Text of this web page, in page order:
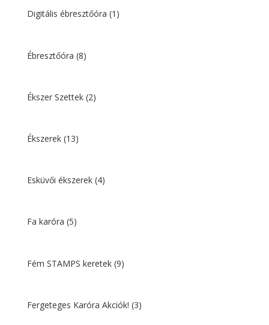
Digitális ébresztőóra (1)
Ébresztőóra (8)
Ékszer Szettek (2)
Ékszerek (13)
Esküvői ékszerek (4)
Fa karóra (5)
Fém STAMPS keretek (9)
Fergeteges Karóra Akciók! (3)